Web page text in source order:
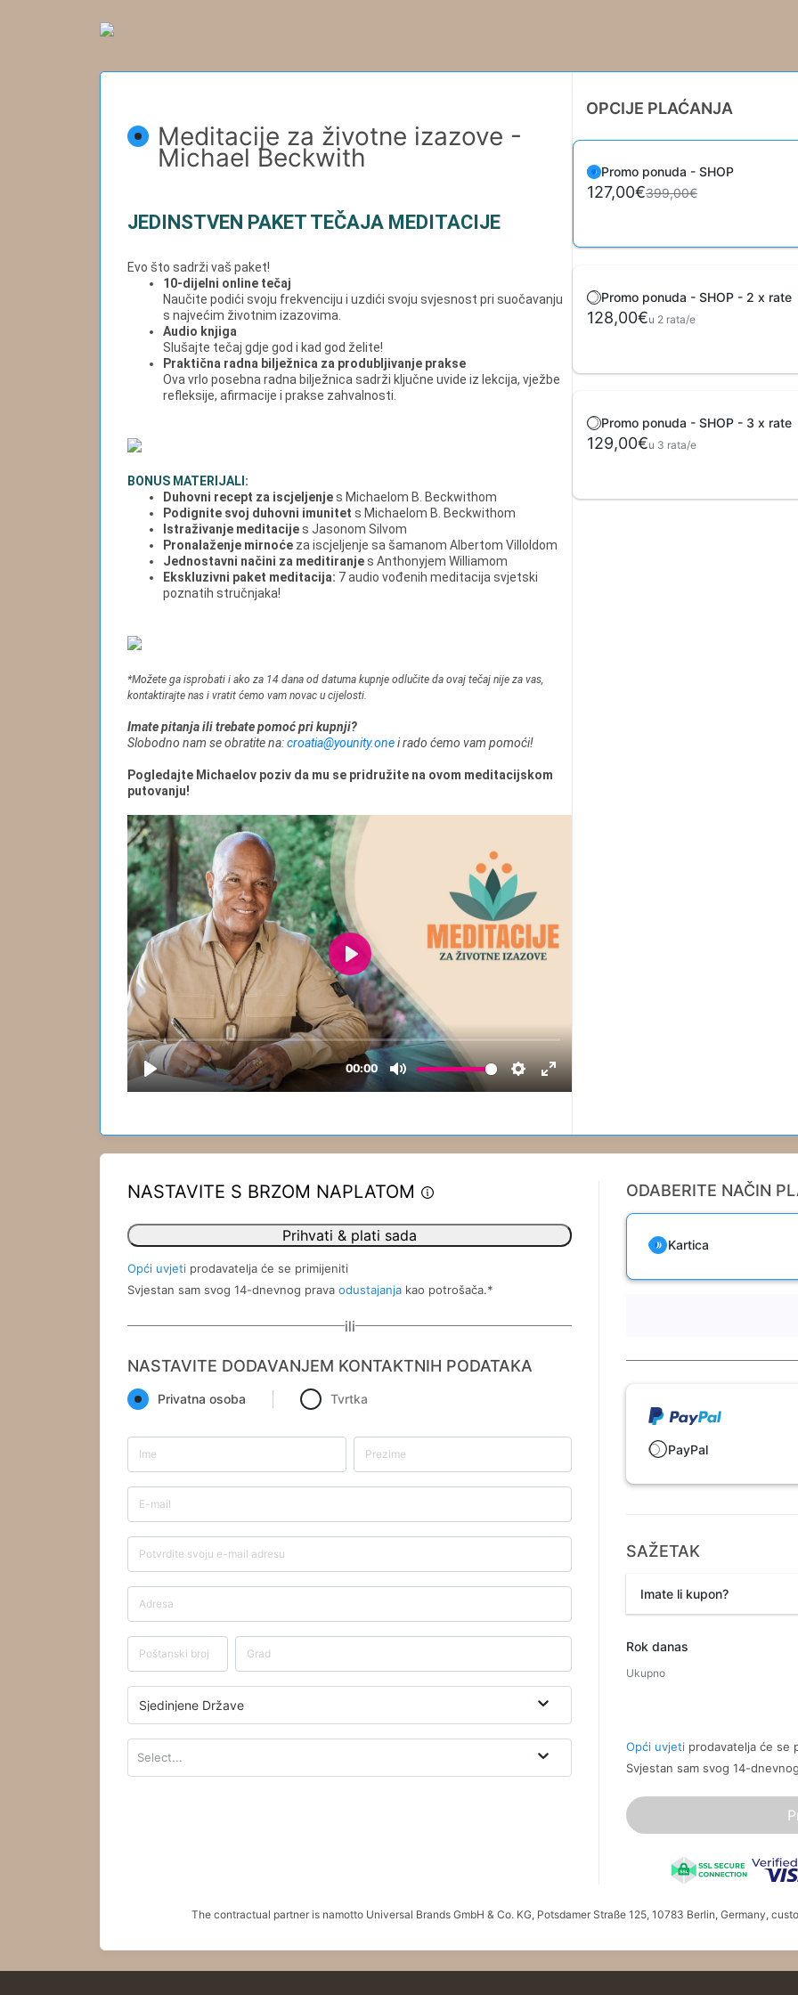
Meditacije za životne izazove -
Michael Beckwith
JEDINSTVEN PAKET TEČAJA MEDITACIJE
Evo što sadrži vaš paket!
10-dijelni online tečaj
Naučite podići svoju frekvenciju i uzdići svoju svjesnost pri suočavanju
s najvećim životnim izazovima.
Audio knjiga
Slušajte tečaj gdje god i kad god želite!
Praktična radna bilježnica za produbljivanje prakse
Ova vrlo posebna radna bilježnica sadrži ključne uvide iz lekcija, vježbe
refleksije, afirmacije i prakse zahvalnosti.
BONUS MATERIJALI:
Duhovni recept za iscjeljenjes Michaelom B. Beckwithom
Podignite svoj duhovni imunitet s Michaelom B. Beckwithom
Istraživanje meditacijes Jasonom Silvom
Pronalaženje mirnoće za iscjeljenje sa šamanom Albertom Villoldom
Jednostavni načini za meditiranjes Anthonyjem Williamom
Ekskluzivni paket meditacija: 7 audio vođenih meditacija svjetski
poznatih stručnjaka!
*Možete ga isprobati i ako za 14 dana od datuma kupnje odlučite da ovaj tečaj nije za vas,
kontaktirajte nas i vratit ćemo vam novac u cijelosti.
Imate pitanja ili trebate pomoć pri kupnji?
Slobodno nam se obratite na:croatia@younity.onei rado ćemo vam pomoći!
Pogledajte Michaelov poziv da mu se pridružite na ovom meditacijskom
putovanju!
OPCIJE PLAĆANJA
Promo ponuda - SHOP
127,00€399,00€
Promo ponuda - SHOP - 2 x rate
128,00€u 2 rata/e
Promo ponuda - SHOP - 3 x rate
129,00€u 3 rata/e
NASTAVITE S BRZOM NAPLATOM
Prihvati & plati sada
Opći uvjeti prodavatelja će se primijeniti
Svjestan sam svog 14-dnevnog prava odustajanja kao potrošača.*
ili
NASTAVITE DODAVANJEM KONTAKTNIH PODATAKA
Privatna osoba Tvrtka
Sjedinjene Države
Select...
ODABERITE NAČIN
Kartica
PayPal
SAŽETAK
Imate li kupon?
Rok danas
Ukupno
Opći uvjeti prodavatelja će se
Svjestan sam svog 14-
The contractual partner is namotto Universal Brands GmbH & Co. KG, Potsdamer Straße 125, 10783 Berlin, Germany,